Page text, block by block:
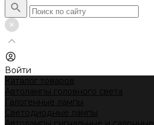
Войти
Каталог товаров
Автолампы головного света
Галогенные лампы
Светодиодные лампы